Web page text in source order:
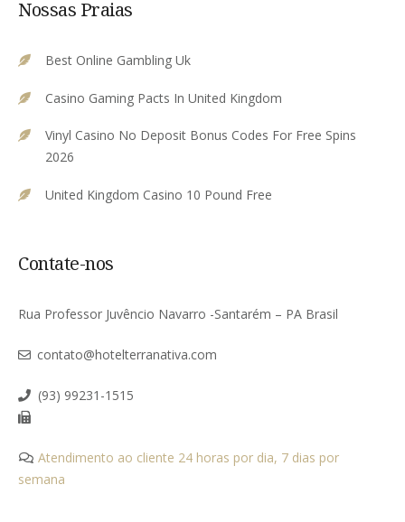
Nossas Praias
Best Online Gambling Uk
Casino Gaming Pacts In United Kingdom
Vinyl Casino No Deposit Bonus Codes For Free Spins
2026
United Kingdom Casino 10 Pound Free
Contate-nos
Rua Professor Juvêncio Navarro -Santarém – PA Brasil
contato@hotelterranativa.com
(93) 99231-1515
Atendimento ao cliente 24 horas por dia, 7 dias por
semana